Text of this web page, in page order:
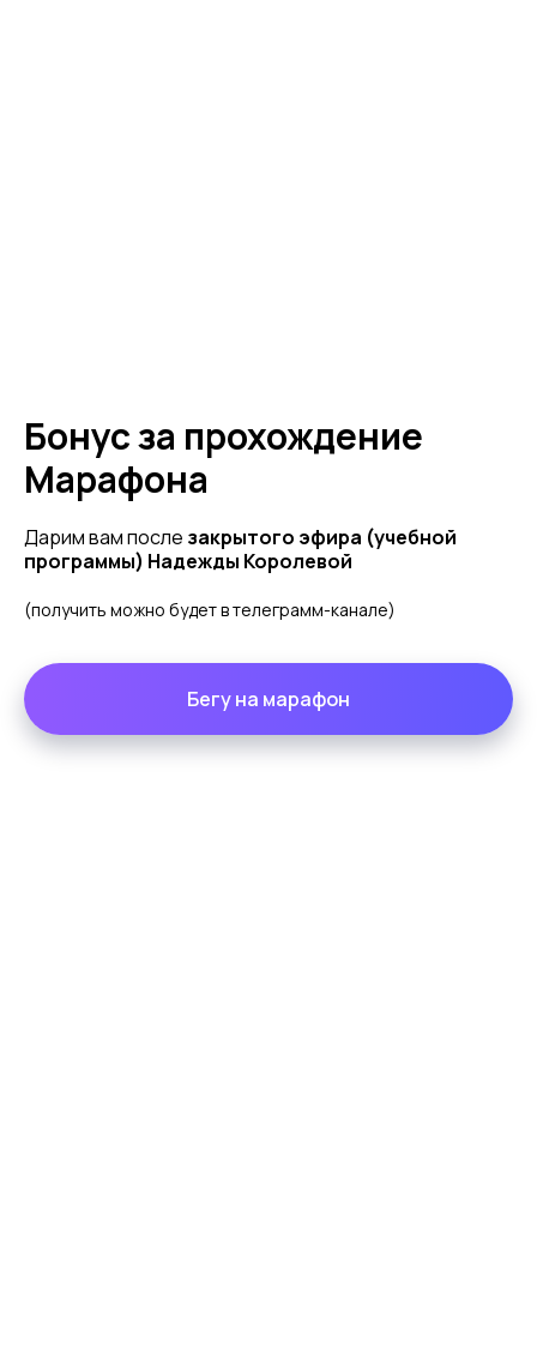
Бонус за прохождение
Марафона
Дарим вам после закрытого эфира (учебной
программы) Надежды Королевой
(получить можно будет в телеграмм-канале)
Бегу на марафон